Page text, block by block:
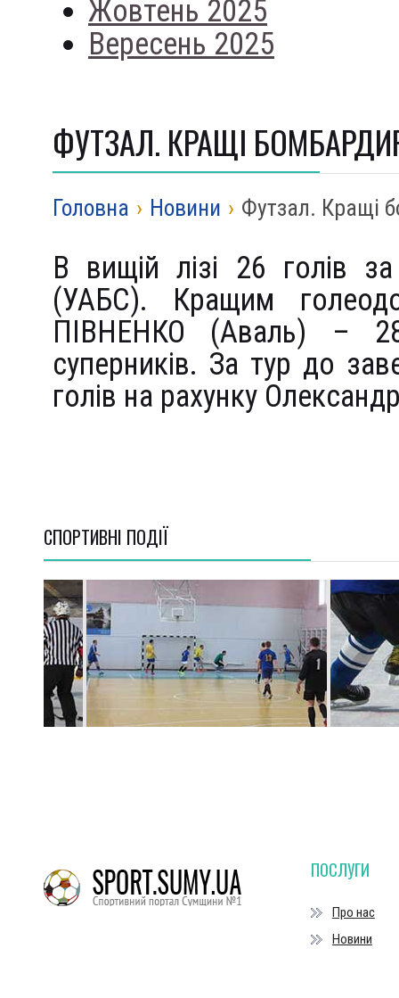
Жовтень 2025
Вересень 2025
ФУТЗАЛ. КРАЩІ
Головна › Новини › Футзал. Кращі
В вищій лізі 26 голів
(УАБС). Кращим
ПІВНЕНКО (Аваль) –
суперників. За тур до
голів на рахунку
СПОРТИВНI ПОДІЇ
ПОСЛУГИ
Про нас
Новини